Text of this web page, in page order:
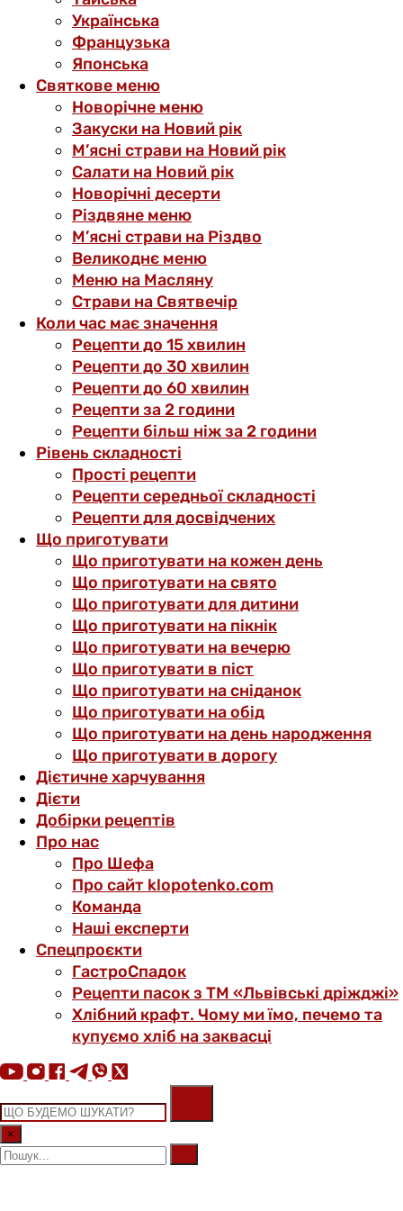
Українська
Французька
Японська
Святкове меню
Новорічне меню
Закуски на Новий рік
М’ясні страви на Новий рік
Салати на Новий рік
Новорічні десерти
Різдвяне меню
М’ясні страви на Різдво
Великоднє меню
Меню на Масляну
Страви на Святвечір
Коли час має значення
Рецепти до 15 хвилин
Рецепти до 30 хвилин
Рецепти до 60 хвилин
Рецепти за 2 години
Рецепти більш ніж за 2 години
Рівень складності
Прості рецепти
Рецепти середньої складності
Рецепти для досвідчених
Що приготувати
Що приготувати на кожен день
Що приготувати на свято
Що приготувати для дитини
Що приготувати на пікнік
Що приготувати на вечерю
Що приготувати в піст
Що приготувати на сніданок
Що приготувати на обід
Що приготувати на день народження
Що приготувати в дорогу
Дієтичне харчування
Дієти
Добірки рецептів
Про нас
Про Шефа
Про сайт klopotenko.com
Команда
Наші експерти
Спецпроєкти
ГастроСпадок
Рецепти пасок з ТМ «Львівські дріжджі»
Хлібний крафт. Чому ми їмо, печемо та
купуємо хліб на заквасці
×